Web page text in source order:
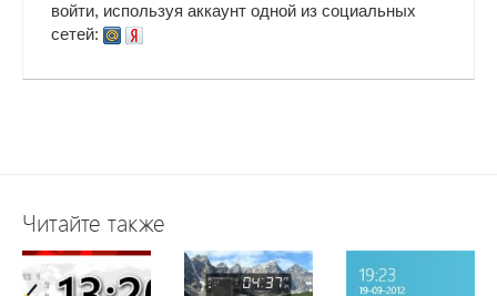
войти, используя аккаунт одной из социальных
сетей:
Читайте также